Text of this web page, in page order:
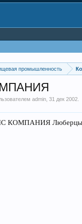
промышленность
admin ,31 дек 2002
Люберцы г.,